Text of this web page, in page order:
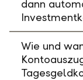
dann
Wie und